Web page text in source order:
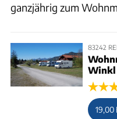
ganzjährig zum
83242
Winkl
19,00